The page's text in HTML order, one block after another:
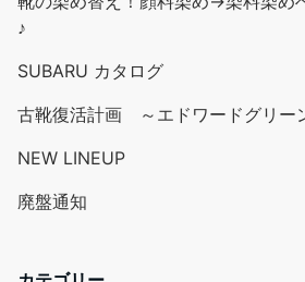
♪
SUBARU カタログ
古靴復活計画 ～エドワードグリー
NEW LINEUP
廃盤通知